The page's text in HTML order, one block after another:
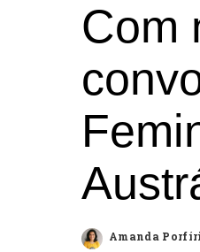
Com
Posted
Amanda